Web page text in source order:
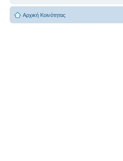
Αρχική Κοινότητας